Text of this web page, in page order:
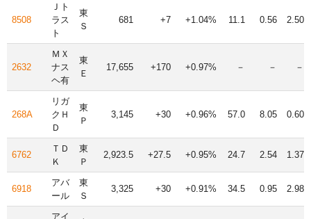
8508
Ｊト
ラス
ト
東
Ｓ
681 +7 +1.04% 11.1 0.56 2.50
2632
ＭＸ
ナス
ヘ有
東
Ｅ
17,655 +170 +0.97% － － －
268A
リガ
クＨ
Ｄ
東
Ｐ
3,145 +30 +0.96% 57.0 8.05 0.60
6762
ＴＤ
Ｋ
東
Ｐ
2,923.5 +27.5 +0.95% 24.7 2.54 1.37
6918
アバ
ール
東
Ｓ
3,325 +30 +0.91% 34.5 0.95 2.98
アイ